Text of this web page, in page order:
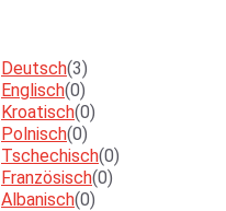
Deutsch(3)
Englisch(0)
Kroatisch(0)
Polnisch(0)
Tschechisch(0)
Französisch(0)
Albanisch(0)